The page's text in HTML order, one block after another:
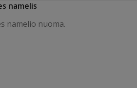
namelis
namelio nuoma.